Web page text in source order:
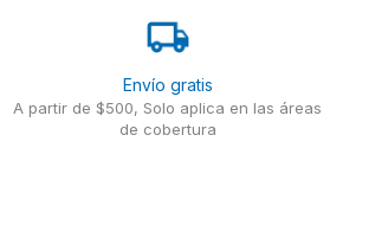
Envío gratis
A partir de $500, Solo aplica en las áreas
de cobertura